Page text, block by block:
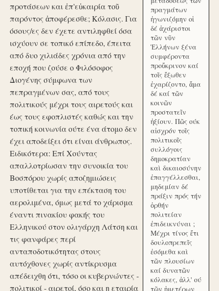
προτάσεων και ἐπ'εὐκαιρία τοῦ
παρόντος ἀποφέρεσθε; Κόλασις. Για
όσους/ες δεν έχετε αντιληφθεί όσα
ισχύουν σε τοπικό επίπεδο, έπειτα
από δυο χιλιάδες χρόνια από την
εποχή που ζούσε ο Φιλόσοφος
Διογένης σύμφωνα των
πεπραγμένων σας, από τους
πολιτικούς μέχρι τους αιρετούς και
έως τους εφοπλιστές καθώς και την
τοπική κοινωνία ούτε ένα άτομο δεν
έχει αποδείξει ότι είναι άνθρωπος.
Ειδικότερα: Επί Χούντας
απαλλοτρίωσαν την συνοικία του
Βοσπόρου χωρίς αποζημιώσεις
υποτίθεται για την επέκταση του
αερολιμένα, όμως μετά το χάρισμα
έναντι πινακίου φακής του
Ελληνικού στον ολιγάρχη Λάτση και
τις φανφάρες περί
ανταποδοτικότητας στους
αυτόχθονες χωρίς αντίκρυσμα
απέδειχθη ότι, τόσο οι κυβερνώντες -
πολιτικοί - αιρετοί, όσο και η εταιρία
πραγμάτων
ἠγωνιζόμην οἱ
δέ ἀχάριστοι
τῶν νῦν
Ἑλλήνων ξένα
συμφέροντα
προὔκρινον καί
τοῖς ἔξωθεν
ἐχαρίζοντο, ἅμα
δέ καί τῶν
κοινῶν
προστατεῖν
ἠξίουν. Πῶς ούκ
αἰσχρόν τοῖς
πολιτικοῖς
συλλόγοις
δημοκρατίαν
καὶ δικαιοσύνην
ἐπαγγέλλεσθαι,
μηδεμίαν δέ
πράξιν πρός τήν
ὀρθήν
πολιτείαν
ἐπιδεικνύναι ;
Μέχρι τίνος ἔτι
δουλοπρεπεῖς
ἐσόμεθα καὶ
τῶν πλουσίων
καί δυνατῶν
κόλακες, ἀλλ' ού
τῶν ἡμετέρων